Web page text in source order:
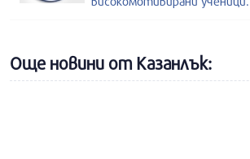
Още новини от Казанлък: